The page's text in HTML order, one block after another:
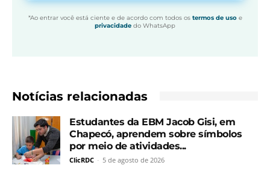
*Ao entrar você está ciente e de acordo com todos os termos de usoe
privacidade do WhatsApp
Notícias relacionadas
Estudantes da EBM Jacob Gisi, em
Chapecó, aprendem sobre símbolos
por meio de atividades...
ClicRDC - 5 de agosto de 2026